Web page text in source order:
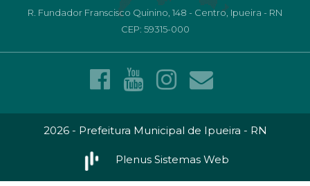
R. Fundador Franscisco Quinino, 148 - Centro, Ipueira - RN
CEP: 59315-000
2026 - Prefeitura Municipal de Ipueira - RN
Plenus Sistemas Web